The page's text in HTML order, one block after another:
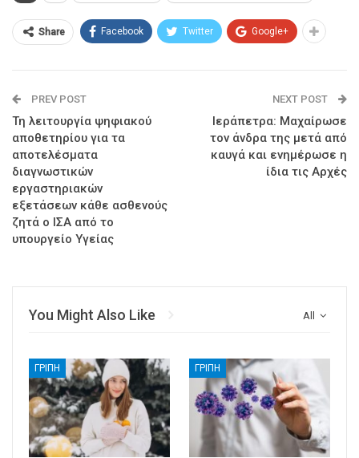
Share Facebook Twitter Google+
PREV POST
Τη λειτουργία ψηφιακού
αποθετηρίου για τα
αποτελέσματα
διαγνωστικών
εργαστηριακών
εξετάσεων κάθε ασθενούς
ζητά ο ΙΣΑ από το
υπουργείο Υγείας
NEXT POST
Ιεράπετρα: Μαχαίρωσε
τον άνδρα της μετά από
καυγά και ενημέρωσε η
ίδια τις Αρχές
All
You Might Also Like
ΓΡΊΠΗ ΓΡΊΠΗ